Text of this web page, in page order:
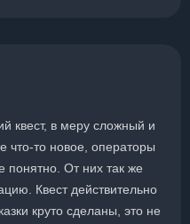
квест, в меру сложный и
что-то новое, операторы
понятно. От них так же
Квест действительно
круто сделаны, это не